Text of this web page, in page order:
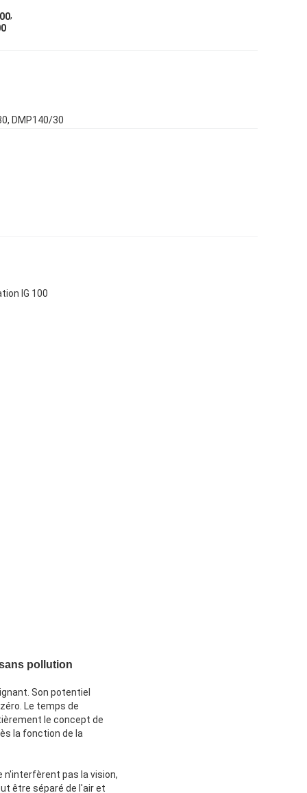
,
DMP140/30
IG 100
pollution
Son potentiel
Le temps de
le concept de
la fonction de la
n'interfèrent pas la vision,
être séparé de l'air et